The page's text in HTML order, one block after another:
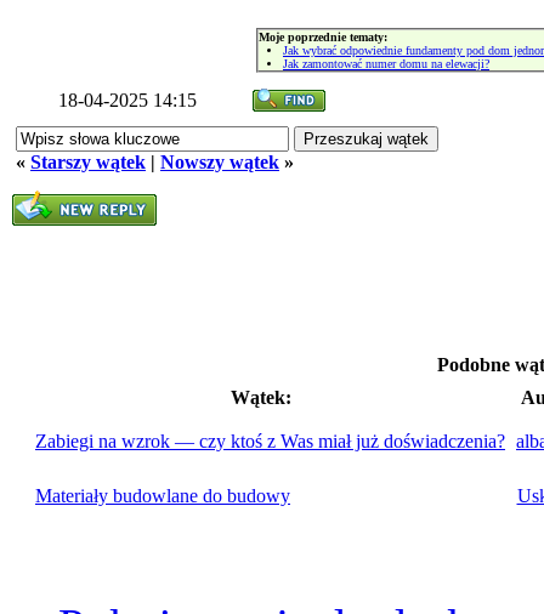
Moje poprzednie tematy:
Jak wybrać odpowiednie fundamenty pod dom
Jak zamontować numer domu na elewacji?
18-04-2025 14:15
« Starszy wątek | Nowszy wątek »
Podobne
Wątek:
Zabiegi na wzrok — czy ktoś z Was miał już doświadczenia?
Materiały budowlane do budowy